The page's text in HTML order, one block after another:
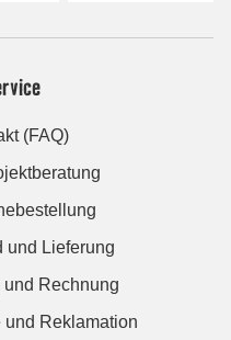
(FAQ)
und Lieferung
Rechnung
und Reklamation